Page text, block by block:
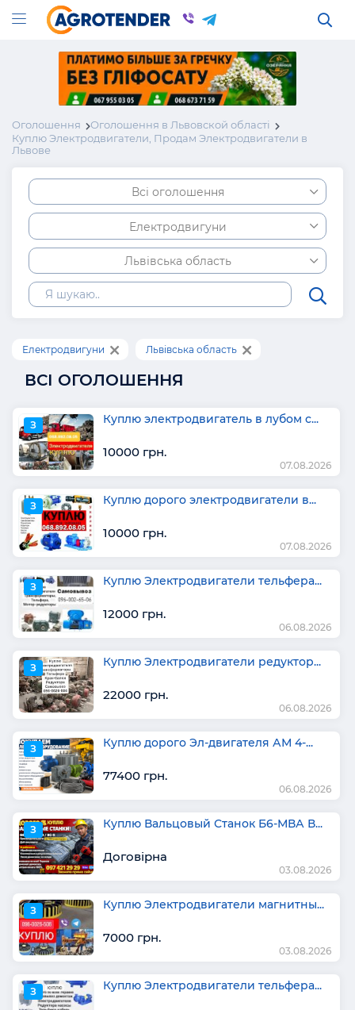
Оголошення
Оголошення в Львовской області
Куплю Электродвигатели, Продам Электродвигатели в
Львове
Всі оголошення
Електродвигуни
Львівська область
Електродвигуни Львівська область
ВСІ ОГОЛОШЕННЯ
З Куплю электродвигатель в лубом с...
10000 грн.
07.08.2026
З Куплю дорого электродвигатели в...
10000 грн.
07.08.2026
З Куплю Электродвигатели тельфера...
12000 грн.
06.08.2026
З Куплю Электродвигатели редуктор...
22000 грн.
06.08.2026
З Куплю дорого Эл-двигателя АМ 4-...
77400 грн.
06.08.2026
З Куплю Вальцовый Станок Б6-МВА В...
Договірна
03.08.2026
З Куплю Электродвигатели магнитны...
7000 грн.
03.08.2026
З Куплю Электродвигатели тельфера...